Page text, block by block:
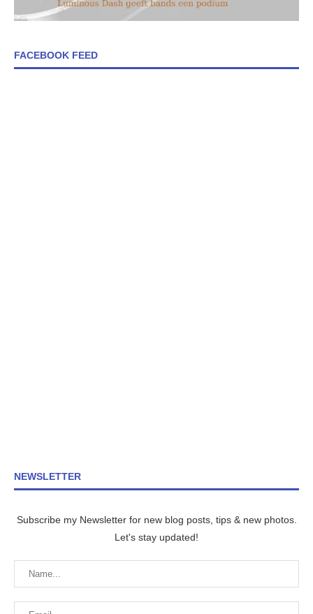
FACEBOOK FEED
NEWSLETTER
Subscribe my Newsletter for new blog posts, tips & new photos.
Let's stay updated!